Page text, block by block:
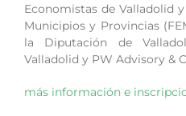
Economistas de Valladolid
Municipios y Provincias
la Diputación de
Valladolid y PW Advisory &
más información e